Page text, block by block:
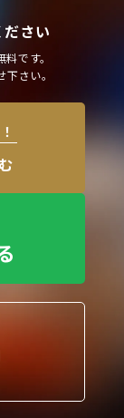
さい
です。
さい。